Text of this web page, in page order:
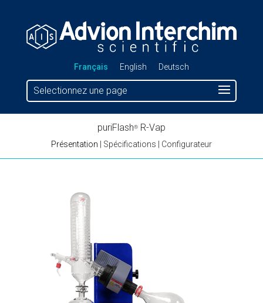
Français English Deutsch
Selectionnez une page
puriFlash®R-Vap
Présentation Spécifications Configurateur